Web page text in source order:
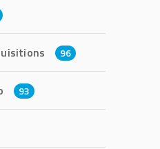
96
93